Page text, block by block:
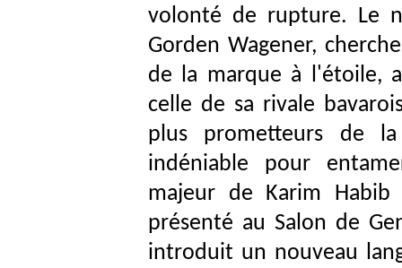
volonté de rupture. Le
Gorden Wagener,
de la marque à l'étoile,
celle de sa rivale
plus prometteurs de
indéniable pour
majeur de Karim Habib
présenté au Salon de
introduit un nouveau